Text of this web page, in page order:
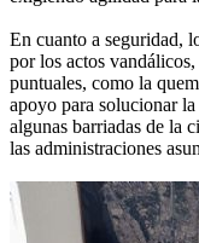
En cuanto a seguridad,
por los actos
puntuales, como la
apoyo para solucionar
algunas barriadas de la
las administraciones